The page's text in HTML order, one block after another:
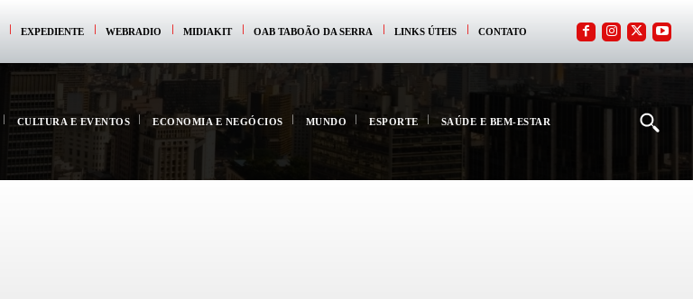
EXPEDIENTE WEBRADIO MIDIAKIT OAB TABOÃO DA SERRA LINKS ÚTEIS CONTATO
CULTURA E EVENTOS ECONOMIA E NEGÓCIOS MUNDO ESPORTE SAÚDE E BEM-ESTAR